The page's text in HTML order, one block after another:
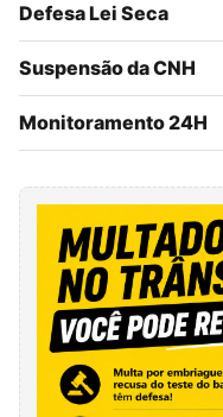
Defesa Lei Seca
Suspensão da CNH
Monitoramento 24H